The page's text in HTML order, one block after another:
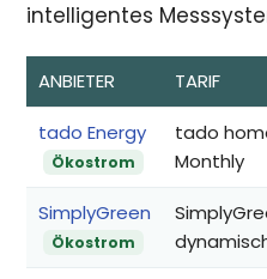
intelligentes
ANBIETER TARIF
tado Energy
Ökostrom
tado
Monthly
SimplyGreen
Ökostrom